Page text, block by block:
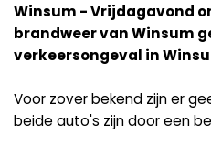
Winsum - Vrijdagavond
brandweer van Winsum
verkeersongeval in
Voor zover bekend zijn er
beide auto's zijn door een